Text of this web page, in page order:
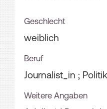
Geschlecht
weiblich
Beruf
Journalist_in ;
Weitere Angaben